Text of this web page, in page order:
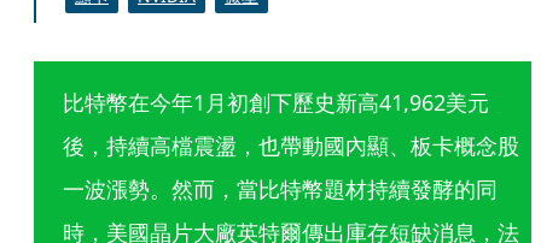
比特幣在今年1月初創下歷史新高41,962美元
後，持續高檔震盪，也帶動國內顯、板卡概念股
一波漲勢。然而，當比特幣題材持續發酵的同
時，美國晶片大廠英特爾傳出庫存短缺消息，法